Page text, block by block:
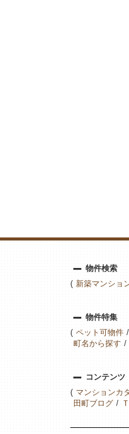
物件検索
新築マンショ
物件特集
ペット可物件
町名から探す
コンテンツ
マンションカ
田町ブログ